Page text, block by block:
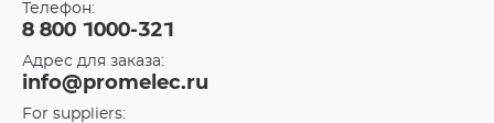
Телефон:
8 800 1000-321
Адрес для заказа:
info@promelec.ru
For suppliers: